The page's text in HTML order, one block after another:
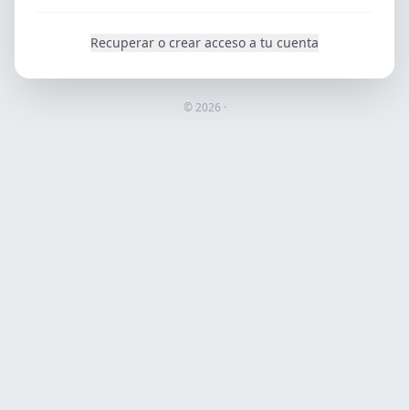
Recuperar o crear acceso a tu cuenta
©2026 ·